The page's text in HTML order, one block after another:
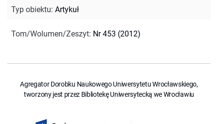
Typ obiektu: Artykuł
Tom/Wolumen/Zeszyt: Nr 453 (2012)
Agregator Dorobku Naukowego Uniwersytetu Wrocławskiego,
tworzony jest przez Bibliotekę Uniwersytecką we Wrocławiu